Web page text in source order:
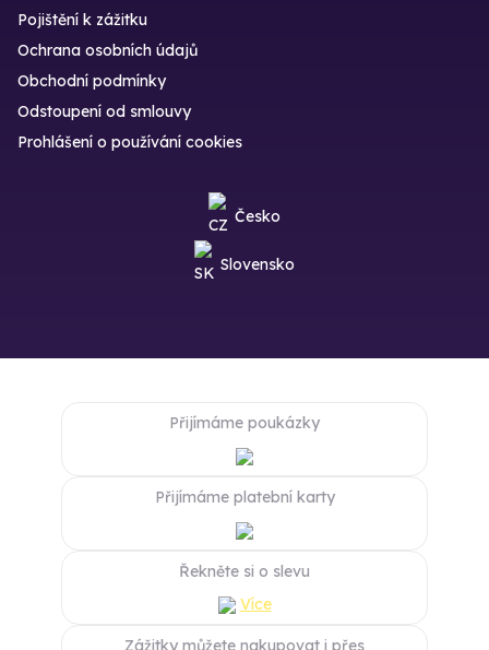
Pojištění k zážitku
Ochrana osobních údajů
Obchodní podmínky
Odstoupení od smlouvy
Prohlášení o používání cookies
Česko
Slovensko
Přijímáme poukázky
Přijímáme platební karty
Řekněte si o slevu
Více
Zážitky můžete nakupovat i přes